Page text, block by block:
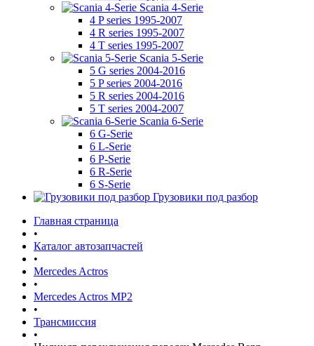
Scania 4-Serie
4 P series 1995-2007
4 R series 1995-2007
4 T series 1995-2007
Scania 5-Serie
5 G series 2004-2016
5 P series 2004-2016
5 R series 2004-2016
5 T series 2004-2007
Scania 6-Serie
6 G-Serie
6 L-Serie
6 P-Serie
6 R-Serie
6 S-Serie
Грузовики под разбор
Главная страница
•
Каталог автозапчастей
•
Mercedes Actros
•
Mercedes Actros MP2
•
Трансмиссия
•